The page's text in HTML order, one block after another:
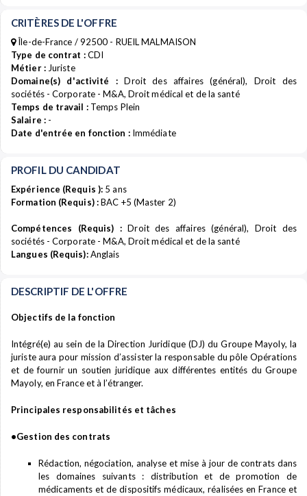
CRITÈRES DE L'OFFRE
Île-de-France / 92500 - RUEIL MALMAISON
Type de contrat :CDI
Métier :Juriste
Domaine(s) d'activité :Droit des affaires (général), Droit des
sociétés - Corporate - M&A, Droit médical et de la santé
Temps de travail :Temps Plein
Salaire :-
Date d'entrée en fonction :Immédiate
PROFIL DU CANDIDAT
Expérience (Requis ): 5 ans
Formation (Requis) :BAC +5 (Master 2)
Compétences (Requis) :Droit des affaires (général), Droit des
sociétés - Corporate - M&A, Droit médical et de la santé
Langues (Requis):Anglais
DESCRIPTIF DE L'OFFRE
Objectifs de la fonction
Intégré(e) au sein de la Direction Juridique (DJ) du Groupe Mayoly, la
juriste aura pour mission d’assister la responsable du pôle Opérations
et de fournir un soutien juridique aux différentes entités du Groupe
Mayoly, en France et à l’étranger.
Principales responsabilités et tâches
•Gestion des contrats
Rédaction, négociation, analyse et mise à jour de contrats dans
les domaines suivants : distribution et de promotion de
médicaments et de dispositifs médicaux, réalisées en France et